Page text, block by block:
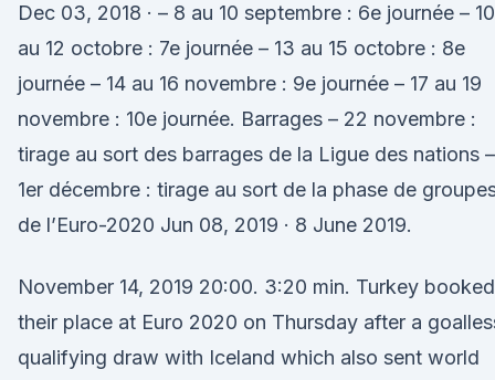
Dec 03, 2018 · – 8 au 10 septembre : 6e journée – 10
au 12 octobre : 7e journée – 13 au 15 octobre : 8e
journée – 14 au 16 novembre : 9e journée – 17 au 19
novembre : 10e journée. Barrages – 22 novembre :
tirage au sort des barrages de la Ligue des nations –
1er décembre : tirage au sort de la phase de
de l’Euro-2020 Jun 08, 2019 · 8 June 2019.
November 14, 2019 20:00. 3:20 min. Turkey booked
their place at Euro 2020 on Thursday after a
qualifying draw with Iceland which also sent world